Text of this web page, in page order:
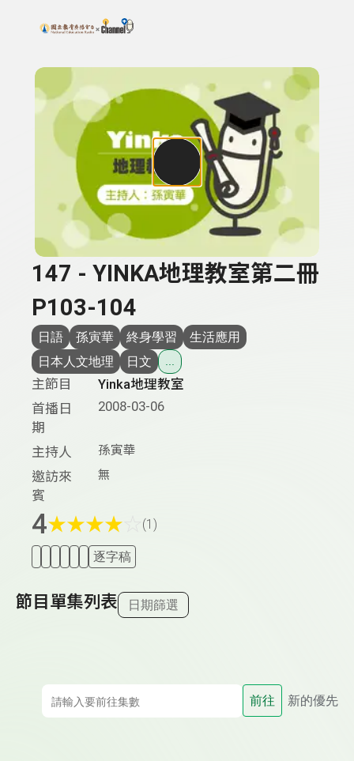
上方功能區塊
搜尋關鍵字：可輸入節目名稱、主持人或關鍵字
147 - YINKA地理教室第二冊
P103-104
日語 孫寅華 終身學習
生活應用
日本人文地理
日文 ...
主節目
Yinka地理教室
首播日
期
2008-03-06
主持人 孫寅華
邀訪來
賓
無
4★★★★ (1)
逐字稿
節目單集列表 日期篩選
前往 新的優先